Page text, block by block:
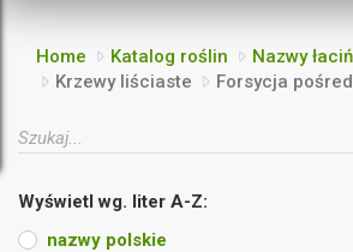
Home Katalog roślin
Nazwy
Krzewy liściaste
Forsycja
Wyświetl wg. liter A-Z:
nazwy polskie